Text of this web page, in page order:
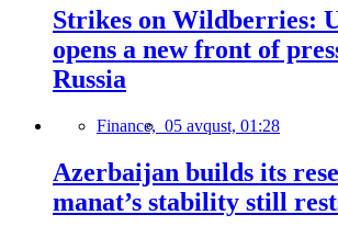
Strikes on Wildberries:
opens a new front of
Russia
Finance, 05 avqust, 01:28
Azerbaijan builds its
manat’s stability still